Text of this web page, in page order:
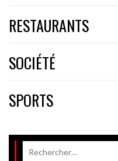
RESTAURANTS
SOCIÉTÉ
SPORTS